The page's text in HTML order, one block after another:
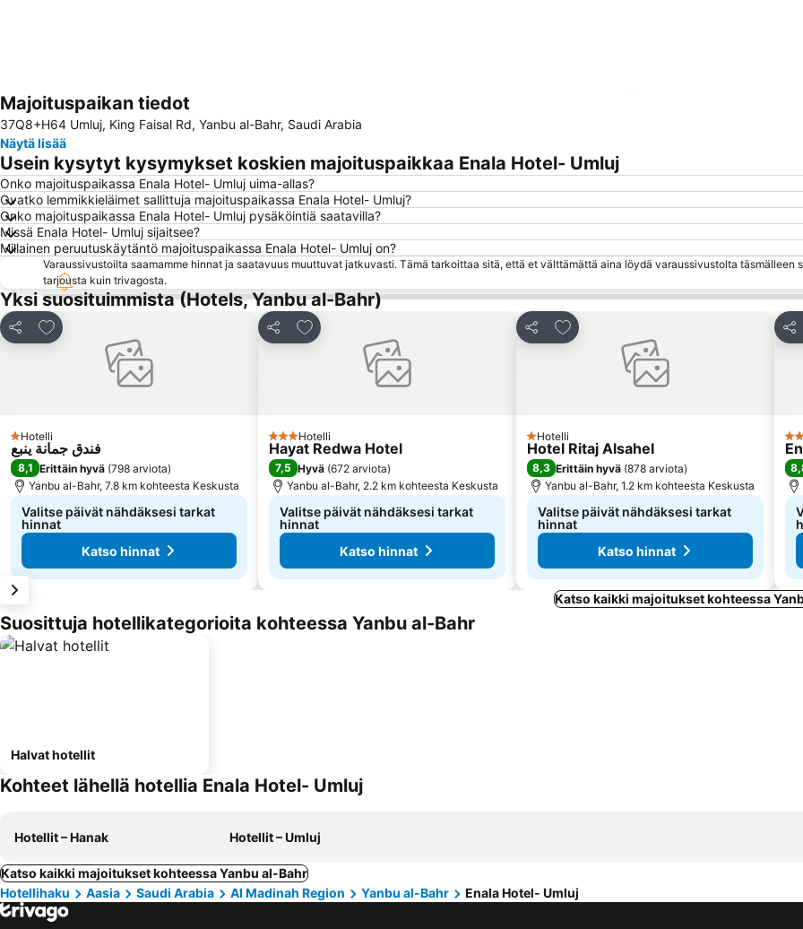
Majoituspaikan tiedot
37Q8+H64 Umluj, King Faisal Rd, Yanbu al-Bahr, Saudi Arabia
Näytä lisää
Usein kysytyt kysymykset koskien majoituspaikkaa Enala Hotel- Umluj
Onko majoituspaikassa Enala Hotel- Umluj uima-allas?
Ovatko lemmikkieläimet sallittuja majoituspaikassa Enala Hotel- Umluj?
Onko majoituspaikassa Enala Hotel- Umluj pysäköintiä saatavilla?
Missä Enala Hotel- Umluj sijaitsee?
Millainen peruutuskäytäntö majoituspaikassa Enala Hotel- Umluj on?
Varaussivustoilta saamamme hinnat ja saatavuus muuttuvat jatkuvasti. Tämä tarkoittaa sitä, että et välttämättä aina löydä varaussivustolta täsmälleen
tarjousta kuin trivagosta.
Yksi suosituimmista (Hotels, Yanbu al-Bahr)
Jaa
Lisää suosikkeihin
1 Tähtiluokitus
Hotelli
فندق جمانة ينبع
8,1 Erittäin hyvä (798 arviota)
Yanbu al-Bahr, 7.8 km kohteesta Keskusta
Valitse päivät nähdäksesi tarkat
hinnat
Katso hinnat
Jaa
Lisää suosikkeihin
3 Tähtiluokitus
Hotelli
Hayat Redwa Hotel
7,5 Hyvä (672 arviota)
Yanbu al-Bahr, 2.2 km kohteesta Keskusta
Valitse päivät nähdäksesi tarkat
hinnat
Katso hinnat
Jaa
Lisää suosikkeihin
1 Tähtiluokitus
Hotelli
Hotel Ritaj Alsahel
8,3 Erittäin hyvä (878 arviota)
Yanbu al-Bahr, 1.2 km kohteesta Keskusta
Valitse päivät nähdäksesi tarkat
hinnat
Katso hinnat
Jaa
3
Katso kaikki majoitukset kohteessa
Suosittuja hotellikategorioita kohteessa Yanbu al-Bahr
Halvat hotellit
Kohteet lähellä hotellia Enala Hotel- Umluj
Hotellit – Hanak Hotellit – Umluj
Katso kaikki majoitukset kohteessa Yanbu al-Bahr
Hotellihaku
Aasia Saudi Arabia Al Madinah Region Yanbu al-Bahr Enala Hotel- Umluj